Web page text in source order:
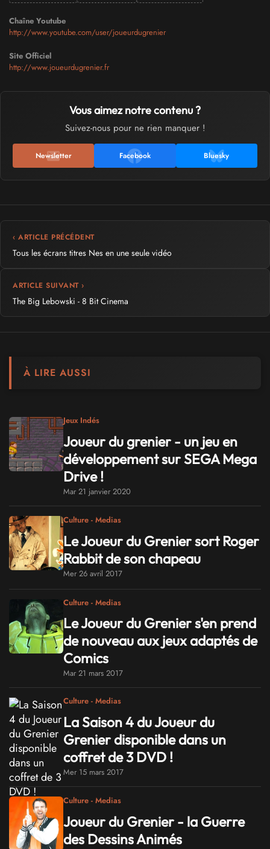
Chaîne Youtube
http://www.youtube.com/user/joueurdugrenier
Site Officiel
http://www.joueurdugrenier.fr
Vous aimez notre contenu ?
Suivez-nous pour ne rien manquer !
Newsletter Facebook Bluesky
‹ ARTICLE PRÉCÉDENT
Tous les écrans titres Nes en une seule vidéo
ARTICLE SUIVANT ›
The Big Lebowski - 8 Bit Cinema
À LIRE AUSSI
Jeux Indés
Joueur du grenier - un jeu en
développement sur SEGA Mega
Drive !
Mar 21 janvier 2020
Culture - Medias
Le Joueur du Grenier sort Roger
Rabbit de son chapeau
Mer 26 avril 2017
Culture - Medias
Le Joueur du Grenier s'en prend
de nouveau aux jeux adaptés de
Comics
Mar 21 mars 2017
Culture - Medias
La Saison 4 du Joueur du
Grenier disponible dans un
coffret de 3 DVD !
Mer 15 mars 2017
Culture - Medias
Joueur du Grenier - la Guerre
des Dessins Animés